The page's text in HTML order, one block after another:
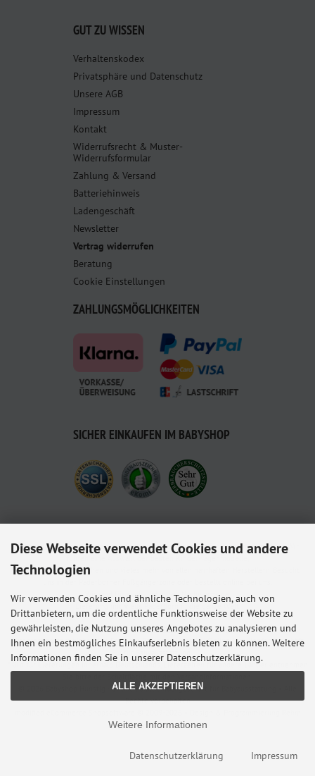
GUT ZU WISSEN
Verhaltenskodex
Privatsphäre und Datenschutz
Unsere AGB
Impressum
Kontakt
Widerrufsrecht & Muster-
Widerrufsformular
Zahlung & Versand
Batteriehinweis
Ladengeschäft
Newsletter
Vertrag widerrufen
Beratung
Cookie Einstellungen
ZAHLUNGSMÖGLICHKEITEN
SICHER EINKAUFEN IM BABYSHOP
Babyshop.de - euer Paderborner Babymarkt-Fachgeschäft für Baby und Kleinkind. Wir
Kindersitze, Babybettchen und vieles mehr von allen namhaften Herstellern. Besucht
Wir sind für euch und euren Nachwuchs da.
Lieferung mit ♥ aus Paderborn in die ganze Welt.
Alle Preise inkl. gesetzl. MwSt. zzgl.Versandkosten. Die durchgestrichenen Preise
entsprechen dem bisherigen Preis bei Babyshop Hunstig - Online Familienfachgeschäft
für Babyausstattung.
* Gilt für Lieferungen innerhalb Deutschlands, Lieferzeiten für andere Länder entnehmen
© 2026 Babyshop Hunstig - Online Familienfachgeschäft für Babyausstattung • Alle
Rechte vorbehalten
Webdesign
Diese Webseite verwendet Cookies und andere
Technologien
Wir verwenden Cookies und ähnliche Technologien, auch von
Drittanbietern, um die ordentliche Funktionsweise der Website zu
gewährleisten, die Nutzung unseres Angebotes zu analysieren und
Ihnen ein bestmögliches Einkaufserlebnis bieten zu können. Weitere
Informationen finden Sie in unserer Datenschutzerklärung.
ALLE AKZEPTIEREN
Weitere Informationen
Datenschutzerklärung Impressum